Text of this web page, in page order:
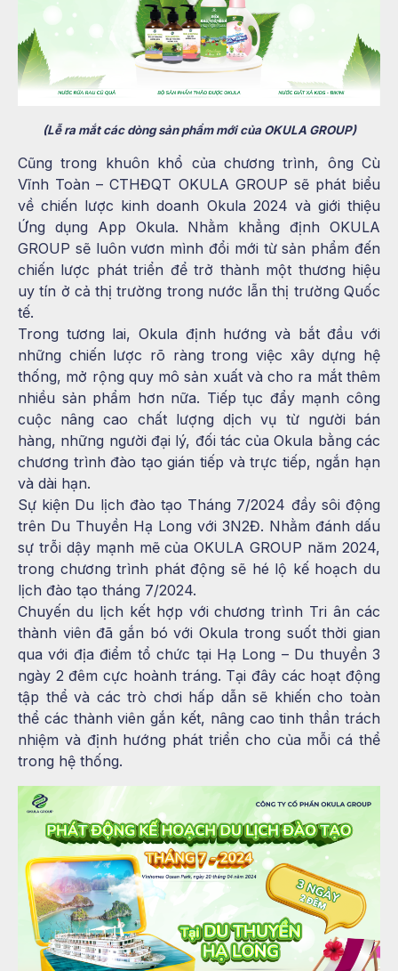
(Lễ ra mắt các dòng sản phẩm mới của OKULA GROUP)
Cũng trong khuôn khổ của chương trình, ông Cù
Vĩnh Toàn – CTHĐQT OKULA GROUP sẽ phát biểu
về chiến lược kinh doanh Okula 2024 và giới thiệu
Ứng dụng App Okula. Nhằm khẳng định OKULA
GROUP sẽ luôn vươn mình đổi mới từ sản phẩm đến
chiến lược phát triển để trở thành một thương hiệu
uy tín ở cả thị trường trong nước lẫn thị trường Quốc
tế.
Trong tương lai, Okula định hướng và bắt đầu với
những chiến lược rõ ràng trong việc xây dựng hệ
thống, mở rộng quy mô sản xuất và cho ra mắt thêm
nhiều sản phẩm hơn nữa. Tiếp tục đẩy mạnh công
cuộc nâng cao chất lượng dịch vụ từ người bán
hàng, những người đại lý, đối tác của Okula bằng các
chương trình đào tạo gián tiếp và trực tiếp, ngắn hạn
và dài hạn.
Sự kiện Du lịch đào tạo Tháng 7/2024 đầy sôi động
trên Du Thuyền Hạ Long với 3N2Đ. Nhằm đánh dấu
sự trỗi dậy mạnh mẽ của OKULA GROUP năm 2024,
trong chương trình phát động sẽ hé lộ kế hoạch du
lịch đào tạo tháng 7/2024.
Chuyến du lịch kết hợp với chương trình Tri ân các
thành viên đã gắn bó với Okula trong suốt thời gian
qua với địa điểm tổ chức tại Hạ Long – Du thuyền 3
ngày 2 đêm cực hoành tráng. Tại đây các hoạt động
tập thể và các trò chơi hấp dẫn sẽ khiến cho toàn
thể các thành viên gắn kết, nâng cao tinh thần trách
nhiệm và định hướng phát triển cho của mỗi cá thể
trong hệ thống.